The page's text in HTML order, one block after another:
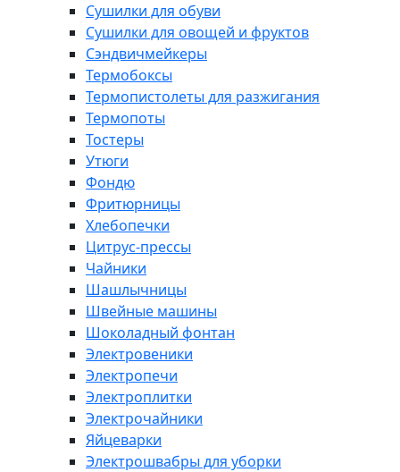
Сушилки для обуви
Сушилки для овощей и фруктов
Сэндвичмейкеры
Термобоксы
Термопистолеты для разжигания
Термопоты
Тостеры
Утюги
Фондю
Фритюрницы
Хлебопечки
Цитрус-прессы
Чайники
Шашлычницы
Швейные машины
Шоколадный фонтан
Электровеники
Электропечи
Электроплитки
Электрочайники
Яйцеварки
Электрошвабры для уборки